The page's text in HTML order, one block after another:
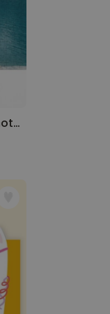
Puzzle personnalisé avec photo et texte